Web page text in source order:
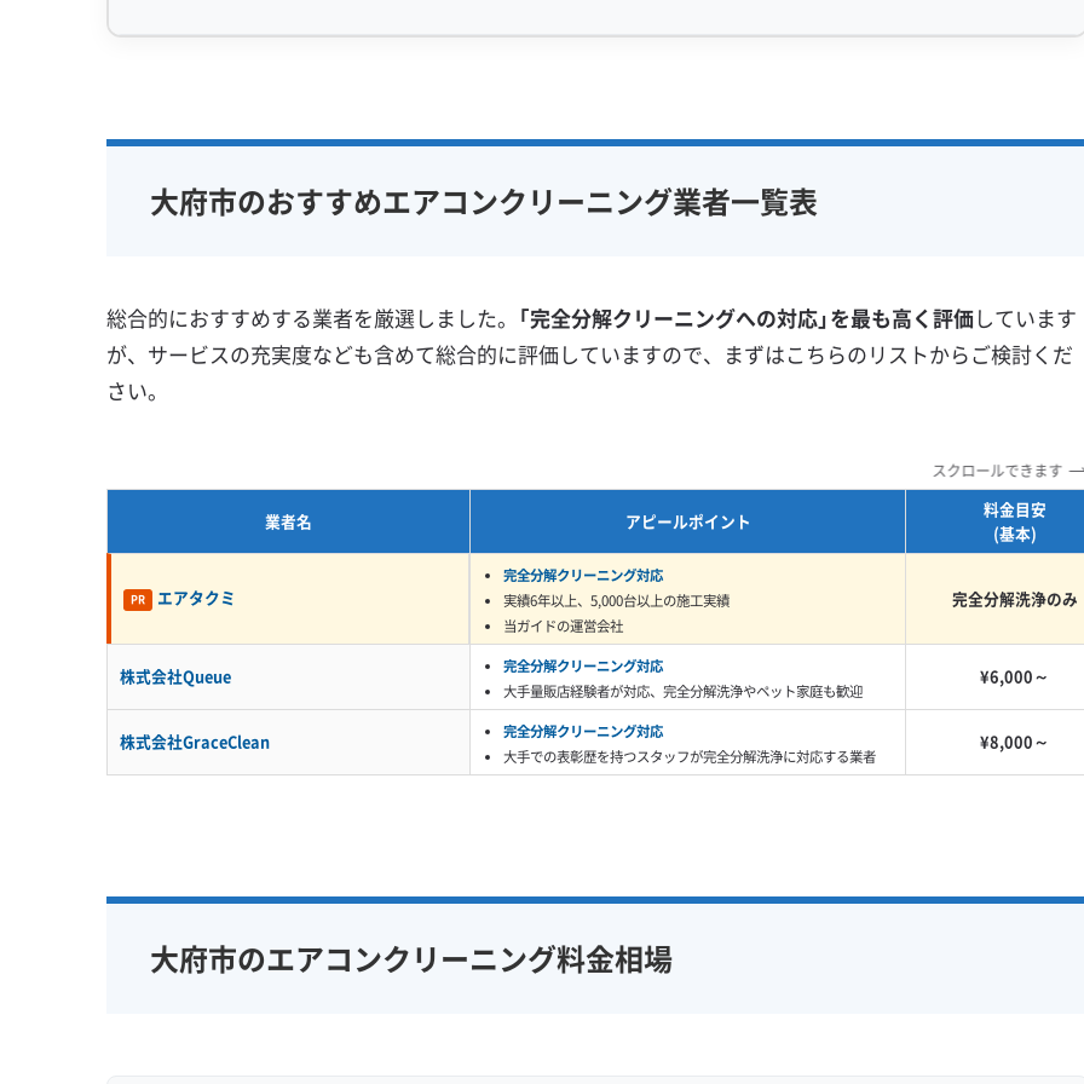
まず、一番の原因は国道23号線の存在です。大型車の割合が愛知県平均（20.2%）を大幅に上回るこの道路
さらに状況を悪化させるのが、ブドウ畑に代表される農業環境です。夏場の畑は、葉から水分が蒸発する
ことで周辺の湿度が高くなります。この湿気と、飛んでくる植物の細かなかけら（カビの栄養）が、先にこ
結果として、エアコン内部では「油が接着剤」「植物のかけらが栄養」「湿気が培養液」という、カビにとっ
最高の繁殖環境が出来上がってしまいます。この油で固められた汚れは水を弾くため、表面的な掃除では
根本的な解決にはなりません。
また、この汚れが残ったまま防カビコーティング剤を使っても、油の上から塗ることになるため、すぐに
剥がれてしまいます。それだけでなく、内部に湿気とカビの温床を閉じ込めてしまい、かえって状況を悪
化させるリスクもあるため注意が必要です。
特の臭いが出やすいんですね。
完全分解洗浄
部分クリーニング
家庭用エアコン
業務用エアコン
保証付き
アフターフォロー
アレルギー対策
ハウスダスト除去
定額料金 複数台割引
初回割引
即日対応可能
防汚コーティング
大府市のおすすめエアコンクリーニング業者一覧表
総合的におすすめする業者を厳選しました。 「完全分解クリーニングへの対応」を最も高く評価しています
が、サービスの充実度なども含めて総合的に評価していますので、まずはこちらのリストからご検討くだ
さい。
スクロールできます
業者名 アピールポイント
料金目安
(基本)
PR エアタクミ
完全分解クリーニング対応
実績6年以上、5,000台以上の施工実績
当ガイドの運営会社
完全分解洗浄のみ
株式会社Queue
完全分解クリーニング対応
大手量販店経験者が対応、完全分解洗浄やペット家庭も歓迎
¥6,000～
株式会社GraceClean
完全分解クリーニング対応
大手での表彰歴を持つスタッフが完全分解洗浄に対応する業者
¥8,000～
大府市のエアコンクリーニング料金相場